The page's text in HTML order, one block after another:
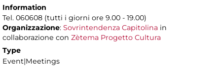
Information
Tel. 060608 (tutti i giorni ore 9.00 - 19.00)
Organizzazione: Sovrintendenza Capitolina in
collaborazione con Zètema Progetto Cultura
Type
Event|Meetings